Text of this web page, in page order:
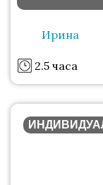
Ирина
2.5 часа